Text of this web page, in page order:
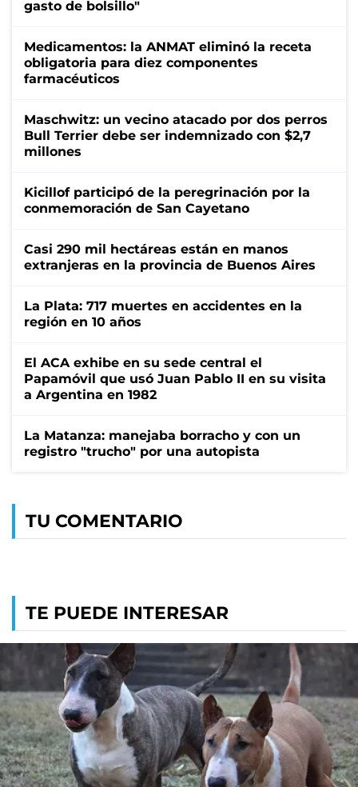
gasto de bolsillo"
Medicamentos: la ANMAT eliminó la receta
obligatoria para diez componentes
farmacéuticos
Maschwitz: un vecino atacado por dos perros
Bull Terrier debe ser indemnizado con $2,7
millones
Kicillof participó de la peregrinación por la
conmemoración de San Cayetano
Casi 290 mil hectáreas están en manos
extranjeras en la provincia de Buenos Aires
La Plata: 717 muertes en accidentes en la
región en 10 años
El ACA exhibe en su sede central el
Papamóvil que usó Juan Pablo II en su visita
a Argentina en 1982
La Matanza: manejaba borracho y con un
registro "trucho" por una autopista
TU COMENTARIO
TE PUEDE INTERESAR